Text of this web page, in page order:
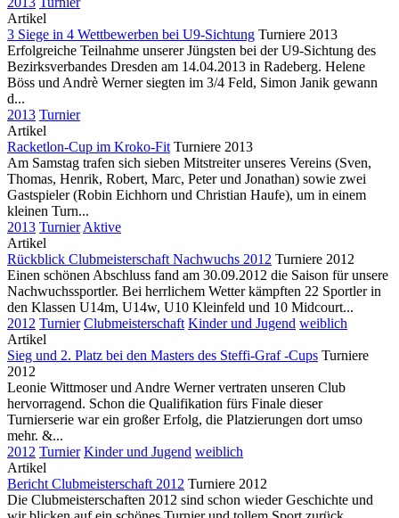
Artikel
3 Siege in 4 Wettbewerben bei U9-Sichtung Turniere 2013
Erfolgreiche Teilnahme unserer Jüngsten bei der U9-Sichtung des
Bezirksverbandes Dresden am 14.04.2013 in Radeberg. Helene
Böss und Andrè Werner siegten im 3/4 Feld, Simon Janik gewann
d...
2013 Turnier
Artikel
Racketlon-Cup im Kroko-Fit Turniere 2013
Am Samstag trafen sich sieben Mitstreiter unseres Vereins (Sven,
Thomas, Henrik, Robert, Marc, Peter und Jonathan) sowie zwei
Gastspieler (Robin Eichhorn und Christian Haufe), um in einem
kleinen Turn...
2013 Turnier Aktive
Artikel
Rückblick Clubmeisterschaft Nachwuchs 2012 Turniere 2012
Einen schönen Abschluss fand am 30.09.2012 die Saison für unsere
Nachwuchssportler. Bei herrlichem Wetter kämpften 22 Sportler in
den Klassen U14m, U14w, U10 Kleinfeld und 10 Midcourt...
2012 Turnier Clubmeisterschaft Kinder und Jugend weiblich
Artikel
Sieg und 2. Platz bei den Masters des Steffi-Graf -Cups Turniere
2012
Leonie Wittmoser und Andre Werner vertraten unseren Club
hervorragend. Schon die Qualifikation fürs Finale dieser
Turnierserie war ein großer Erfolg, die Platzierungen dort umso
mehr. &...
2012 Turnier Kinder und Jugend weiblich
Artikel
Bericht Clubmeisterschaft 2012 Turniere 2012
Die Clubmeisterschaften 2012 sind schon wieder Geschichte und